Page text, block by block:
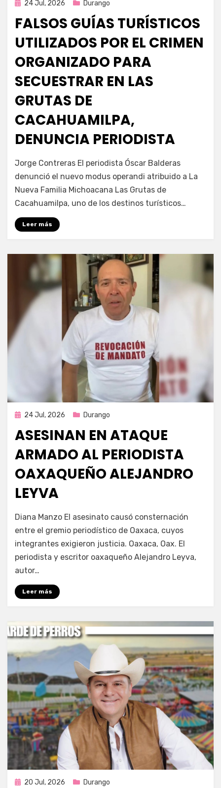
Publicada
24 Jul, 2026 Durango
FALSOS GUÍAS TURÍSTICOS
UTILIZADOS POR EL CRIMEN
ORGANIZADO PARA
SECUESTRAR EN LAS
GRUTAS DE
CACAHUAMILPA,
DENUNCIA PERIODISTA
Fernando Miranda Servín
Jorge Contreras El periodista Óscar Balderas
denunció el nuevo modus operandi atribuido a La
Nueva Familia Michoacana Las Grutas de
Cacahuamilpa, uno de los destinos turísticos…
Leer más
Publicada
24 Jul, 2026 Durango
ASESINAN EN ATAQUE
ARMADO AL PERIODISTA
OAXAQUEÑO ALEJANDRO
LEYVA
Fernando Miranda Servín
Diana Manzo El asesinato causó consternación
entre el gremio periodístico de Oaxaca, cuyos
integrantes exigieron justicia. Oaxaca, Oax. El
periodista y escritor oaxaqueño Alejandro Leyva,
autor…
Leer más
Publicada
20 Jul, 2026 Durango